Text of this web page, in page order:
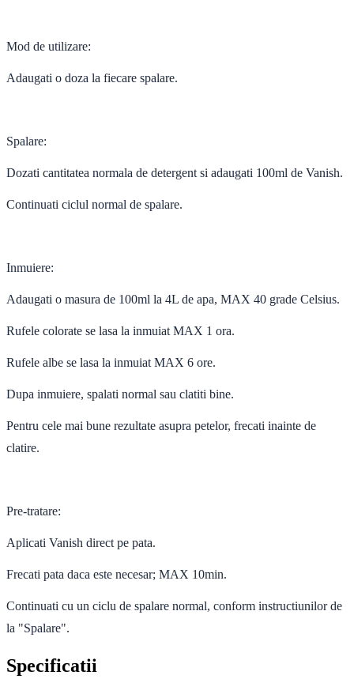
Mod de utilizare:
Adaugati o doza la fiecare spalare.
Spalare:
Dozati cantitatea normala de detergent si adaugati 100ml de Vanish.
Continuati ciclul normal de spalare.
Inmuiere:
Adaugati o masura de 100ml la 4L de apa, MAX 40 grade Celsius.
Rufele colorate se lasa la inmuiat MAX 1 ora.
Rufele albe se lasa la inmuiat MAX 6 ore.
Dupa inmuiere, spalati normal sau clatiti bine.
Pentru cele mai bune rezultate asupra petelor, frecati inainte de
clatire.
Pre-tratare:
Aplicati Vanish direct pe pata.
Frecati pata daca este necesar; MAX 10min.
Continuati cu un ciclu de spalare normal, conform instructiunilor de
la "Spalare".
Specificatii